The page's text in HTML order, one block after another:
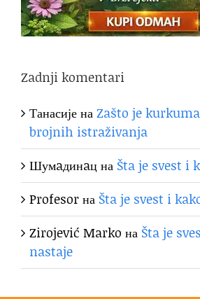
Zadnji komentari
ТанасијенаZašto je
brojnih istraživanja
Шумaдинaцна Šta je svest i
Profesorна Šta je svest i
Zirojević Marko на Šta je
nastaje